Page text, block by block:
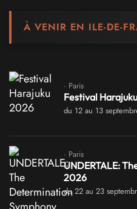
À VENIR EN ILE-DE-
· Paris
Festival
du 12 au 13
· Paris
UNDERTALE:
2026
du 22 au 23